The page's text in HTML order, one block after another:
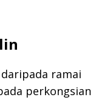
ramai
perkongsian